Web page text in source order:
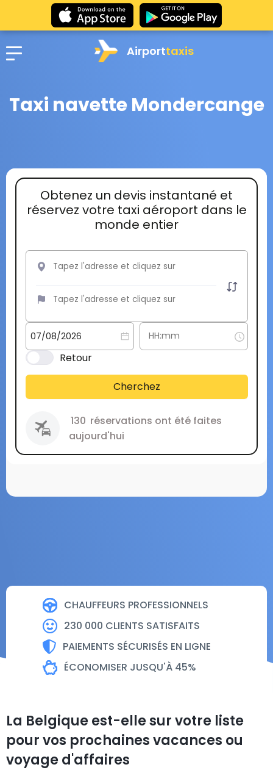
Airporttaxis
Taxi navette Mondercange
CHAUFFEURS PROFESSIONNELS
230 000 CLIENTS SATISFAITS
PAIEMENTS SÉCURISÉS EN LIGNE
ÉCONOMISER JUSQU'À 45%
Obtenez un devis instantané et
réservez votre taxi aéroport dans le
monde entier
Retour
Cherchez
130 réservations ont été faites
aujourd'hui
La Belgique est-elle sur votre liste
pour vos prochaines vacances ou
voyage d'affaires